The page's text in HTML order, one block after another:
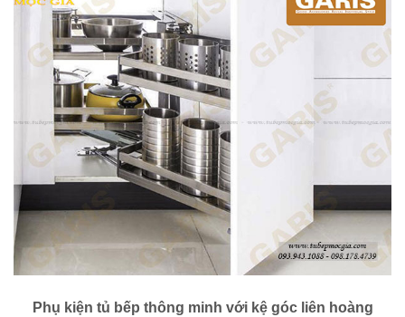
Phụ kiện tủ bếp thông minh với kệ góc liên hoàng